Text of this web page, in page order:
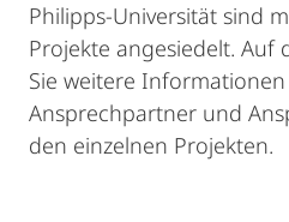
Philipps-Universität sind
Projekte angesiedelt. Auf
Sie weitere Informationen
Ansprechpartner und
den einzelnen Projekten.